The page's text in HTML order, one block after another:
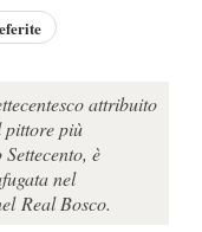
attribuito
pittore più
è
nel
Real Bosco.